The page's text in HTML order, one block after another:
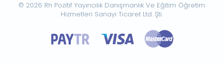
© 2026 Rh Pozitif Yayıncılık Danışmanlık Ve Eğitim Öğretim
Hizmetleri Sanayi Ticaret Ltd. Şti.